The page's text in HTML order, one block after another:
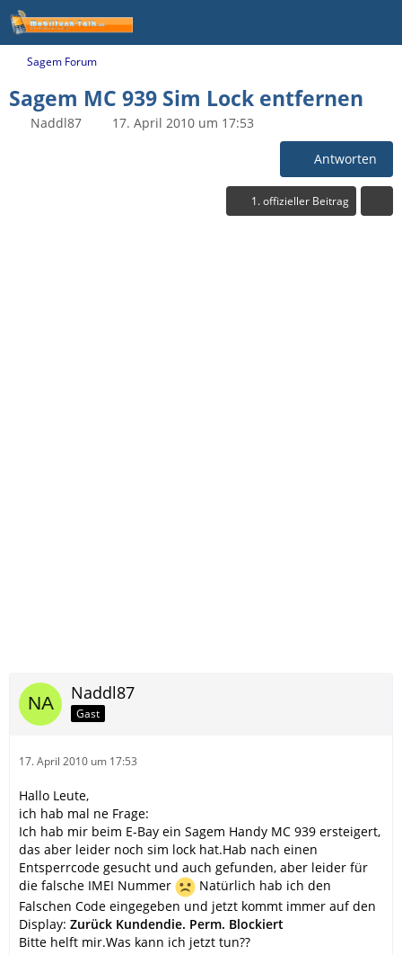
Sagem Forum
Sagem MC 939 Sim Lock entfernen
Naddl87 17. April 2010 um 17:53
Antworten
1. offizieller Beitrag
Naddl87
Gast
17. April 2010 um 17:53
Hallo Leute,
ich hab mal ne Frage:
Ich hab mir beim E-Bay ein Sagem Handy MC 939 ersteigert,
das aber leider noch sim lock hat.Hab nach einen
Entsperrcode gesucht und auch gefunden, aber leider für
die falsche IMEI Nummer
Natürlich hab ich den
Falschen Code eingegeben und jetzt kommt immer auf den
Display: Zurück Kundendie. Perm. Blockiert
Bitte helft mir.Was kann ich jetzt tun??